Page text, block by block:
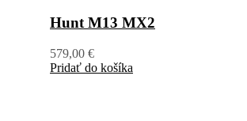
Hunt M13 MX2
579,00 €
Pridať do košíka